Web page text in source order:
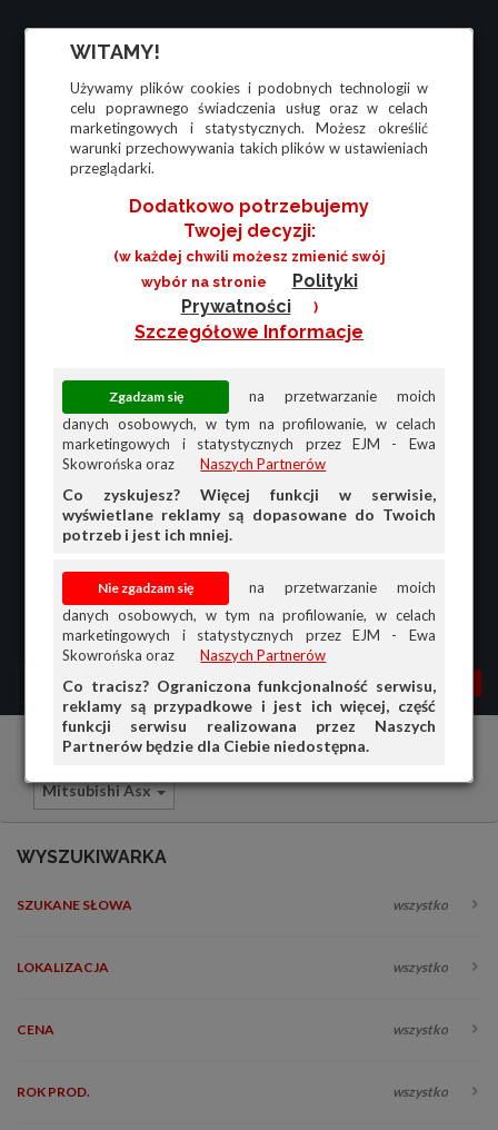
WITAMY!
Używamy plików cookies i podobnych technologii w
celu poprawnego świadczenia usług oraz w celach
marketingowych i statystycznych. Możesz określić
warunki przechowywania takich plików w ustawieniach
przeglądarki.
Dodatkowo potrzebujemy
Twojej decyzji:
(w każdej chwili możesz zmienić swój
wybór na stronie
Polityki
Prywatności
)
Szczegółowe Informacje
na przetwarzanie moich
danych osobowych, w tym na profilowanie, w celach
marketingowych i statystycznych przez EJM - Ewa
Skowrońska oraz
Naszych Partnerów
Co zyskujesz? Więcej funkcji w serwisie,
wyświetlane reklamy są dopasowane do Twoich
potrzeb i jest ich mniej.
na przetwarzanie moich
danych osobowych, w tym na profilowanie, w celach
marketingowych i statystycznych przez EJM - Ewa
Skowrońska oraz
Naszych Partnerów
Co tracisz? Ograniczona funkcjonalność serwisu,
reklamy są przypadkowe i jest ich więcej, część
funkcji serwisu realizowana przez Naszych
Partnerów będzie dla Ciebie niedostępna.
MENU MOJA AG
PRZEGLĄD
Samochody osobowe Mitsubishi
Mitsubishi Asx
WYSZUKIWARKA
SZUKANE SŁOWA wszystko
LOKALIZACJA wszystko
CENA wszystko
ROK PROD. wszystko